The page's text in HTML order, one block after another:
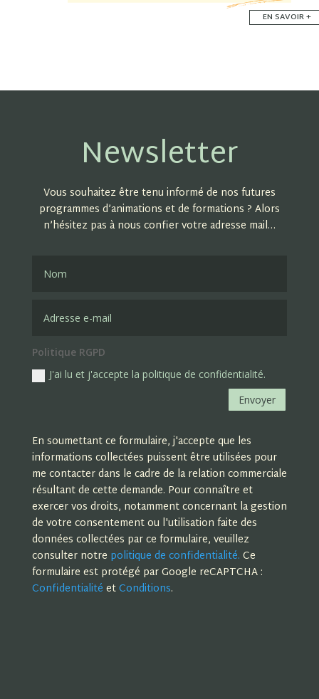
EN SAVOIR +
Newsletter
Vous souhaitez être tenu informé de nos futures
programmes d’animations et de formations ? Alors
n’hésitez pas à nous confier votre adresse mail…
Politique RGPD
J'ai lu et j'accepte la politique de confidentialité.
Envoyer
En soumettant ce formulaire, j'accepte que les
informations collectées puissent être utilisées pour
me contacter dans le cadre de la relation commerciale
résultant de cette demande. Pour connaître et
exercer vos droits, notamment concernant la gestion
de votre consentement ou l'utilisation faite des
données collectées par ce formulaire, veuillez
consulter notre politique de confidentialité. Ce
formulaire est protégé par Google reCAPTCHA :
Confidentialité etConditions.